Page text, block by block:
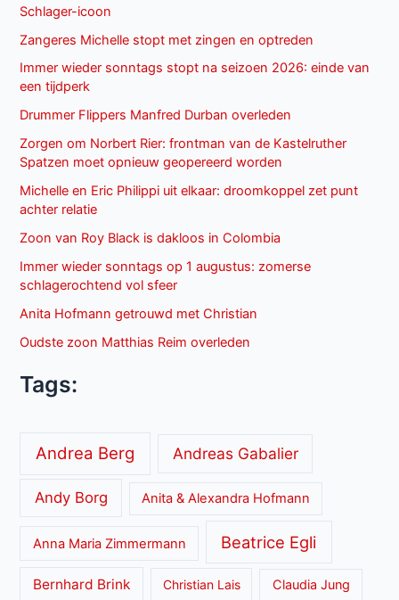
Schlager-icoon
Zangeres Michelle stopt met zingen en optreden
Immer wieder sonntags stopt na seizoen 2026: einde van
een tijdperk
Drummer Flippers Manfred Durban overleden
Zorgen om Norbert Rier: frontman van de Kastelruther
Spatzen moet opnieuw geopereerd worden
Michelle en Eric Philippi uit elkaar: droomkoppel zet punt
achter relatie
Zoon van Roy Black is dakloos in Colombia
Immer wieder sonntags op 1 augustus: zomerse
schlagerochtend vol sfeer
Anita Hofmann getrouwd met Christian
Oudste zoon Matthias Reim overleden
Tags:
Andrea Berg Andreas Gabalier
Andy Borg Anita & Alexandra Hofmann
Anna Maria Zimmermann Beatrice Egli
Bernhard Brink Christian Lais Claudia Jung